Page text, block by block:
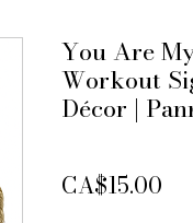
You Are
Workout
Décor |
CA$15.00